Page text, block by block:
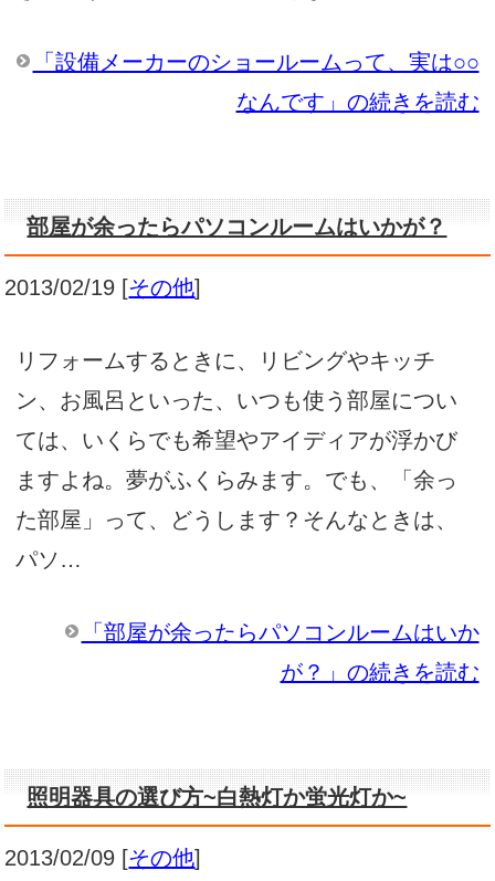
「設備メーカーのショールームって、実は○○
なんです」の続きを読む
部屋が余ったらパソコンルームはいかが？
2013/02/19 [その他]
リフォームするときに、リビングやキッチ
ン、お風呂といった、いつも使う部屋につい
ては、いくらでも希望やアイディアが浮かび
ますよね。夢がふくらみます。でも、「余っ
た部屋」って、どうします？そんなときは、
パソ…
「部屋が余ったらパソコンルームはいか
が？」の続きを読む
照明器具の選び方~白熱灯か蛍光灯か~
2013/02/09 [その他]